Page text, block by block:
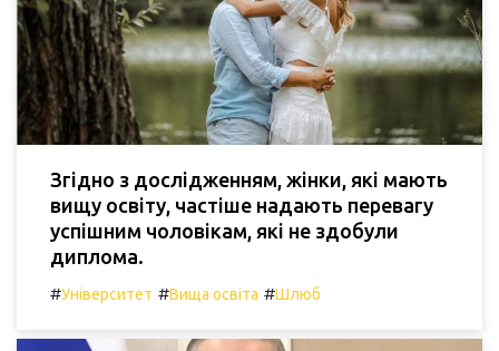
Згідно з дослідженням, жінки, які мають
вищу освіту, частіше надають перевагу
успішним чоловікам, які не здобули
диплома.
#Університет #Вища освіта #Шлюб